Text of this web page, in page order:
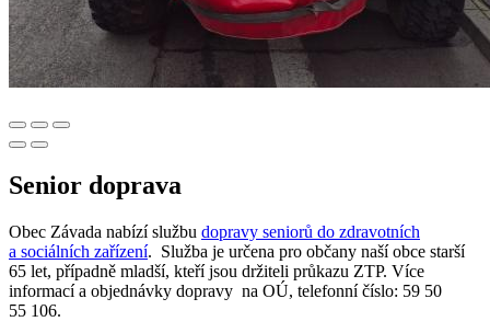
Senior doprava
Obec Závada nabízí službu dopravy seniorů do zdravotních
a sociálních zařízení. Služba je určena pro občany naší obce starší
65 let, případně mladší, kteří jsou držiteli průkazu ZTP. Více
informací a objednávky dopravy na OÚ, telefonní číslo: 59 50
55 106.